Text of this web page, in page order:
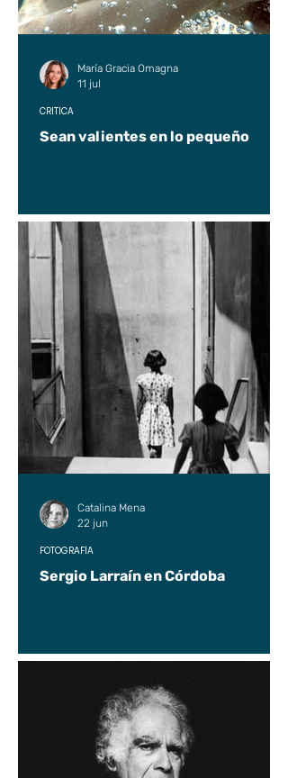
Sean valientes en lo pequeño
CRÍTICA
María Gracia Omagna
11 jul
Sergio Larraín en Córdoba
FOTOGRAFÍA
Catalina Mena
22 jun